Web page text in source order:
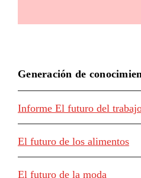
Generación de
Informe El futuro del
El futuro de los alimentos
El futuro de la moda